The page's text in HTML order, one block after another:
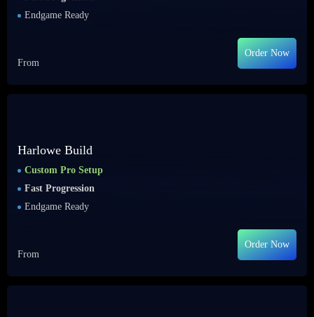
Endgame Ready
From
Order Now
Harlowe Build
Custom Pro Setup
Fast Progression
Endgame Ready
From
Order Now